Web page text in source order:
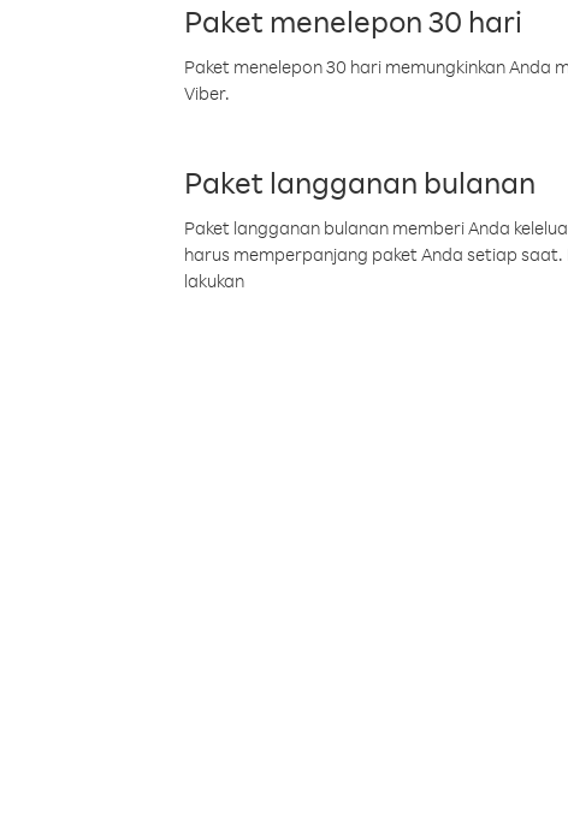
Paket menelepon 30 hari
Paket menelepon 30 hari memungkinkan Anda
Viber.
Paket langganan bulanan
Paket langganan bulanan memberi Anda
harus memperpanjang paket Anda setiap
lakukan